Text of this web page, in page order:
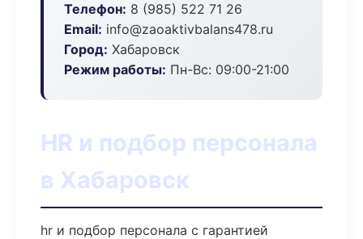
Телефон: 8 (985) 522 71 26
Email: info@zaoaktivbalans478.ru
Город: Хабаровск
Режим работы: Пн-Вс: 09:00-21:00
HR и подбор персонала
в Хабаровск
hr и подбор персонала с гарантией